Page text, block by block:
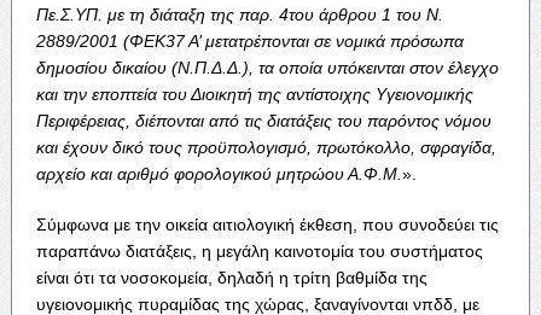
Πε.Σ.ΥΠ. με τη διάταξη της παρ. 4του άρθρου 1 του Ν.
2889/2001 (ΦΕΚ37 Α’ μετατρέπονται σε νομικά πρόσωπα
δημοσίου δικαίου (Ν.Π.Δ.Δ.), τα οποία υπόκεινται στον έλεγχο
και την εποπτεία του Διοικητή της αντίστοιχης Υγειονομικής
Περιφέρειας, διέπονται από τις διατάξεις του παρόντος νόμου
και έχουν δικό τους προϋπολογισμό, πρωτόκολλο, σφραγίδα,
αρχείο και αριθμό φορολογικού μητρώου Α.Φ.Μ. ».
Σύμφωνα με την οικεία αιτιολογική έκθεση, που συνοδεύει τις
παραπάνω διατάξεις, η μεγάλη καινοτομία του συστήματος
είναι ότι τα νοσοκομεία, δηλαδή η τρίτη βαθμίδα της
υγειονομικής πυραμίδας της χώρας, ξαναγίνονται νπδδ, με